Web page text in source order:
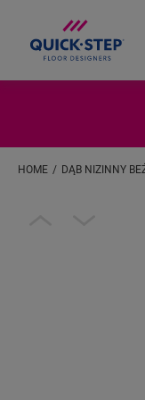
HOME DĄB NIZINNY